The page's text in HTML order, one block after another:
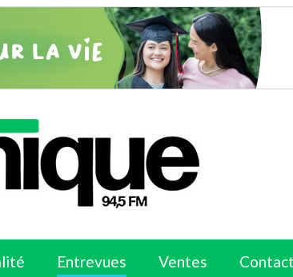
Entrevues Ventes